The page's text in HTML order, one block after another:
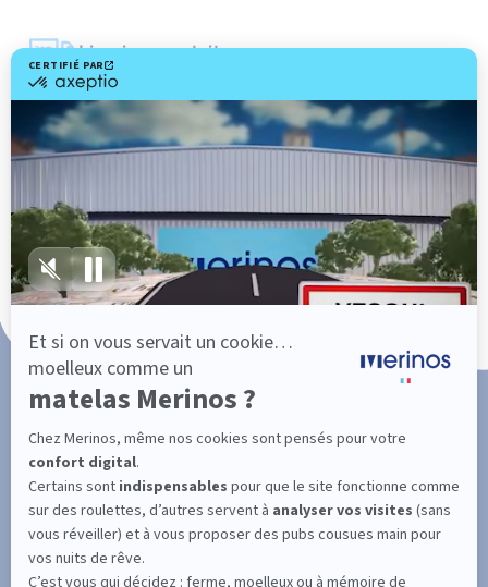
Livraison gratuite
Marque Française
Paiement en 3x ou 4x sans frais
SUIVEZ L'ACTUALITÉ DE MERINOS !